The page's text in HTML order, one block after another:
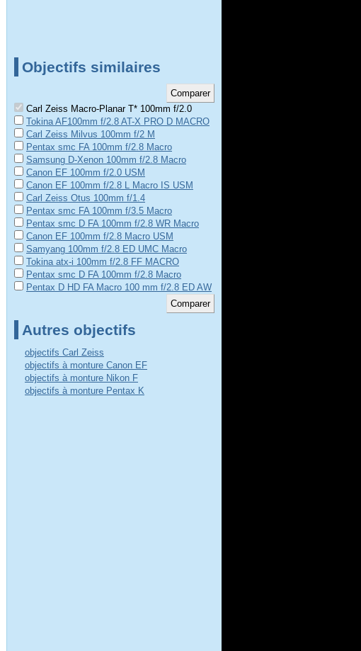
Objectifs similaires
Carl Zeiss Macro-Planar T* 100mm f/2.0
Tokina AF100mm f/2.8 AT-X PRO D MACRO
Carl Zeiss Milvus 100mm f/2 M
Pentax smc FA 100mm f/2.8 Macro
Samsung D-Xenon 100mm f/2.8 Macro
Canon EF 100mm f/2.0 USM
Canon EF 100mm f/2.8 L Macro IS USM
Carl Zeiss Otus 100mm f/1.4
Pentax smc FA 100mm f/3.5 Macro
Pentax smc D FA 100mm f/2.8 WR Macro
Canon EF 100mm f/2.8 Macro USM
Samyang 100mm f/2.8 ED UMC Macro
Tokina atx-i 100mm f/2.8 FF MACRO
Pentax smc D FA 100mm f/2.8 Macro
Pentax D HD FA Macro 100 mm f/2.8 ED AW
Autres objectifs
objectifs Carl Zeiss
objectifs à monture Canon EF
objectifs à monture Nikon F
objectifs à monture Pentax K